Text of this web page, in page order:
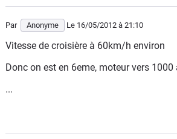
Par Anonyme Le 16/05/2012 à 21:10
Vitesse de croisière à 60km/h environ
Donc on est en 6eme, moteur vers
...